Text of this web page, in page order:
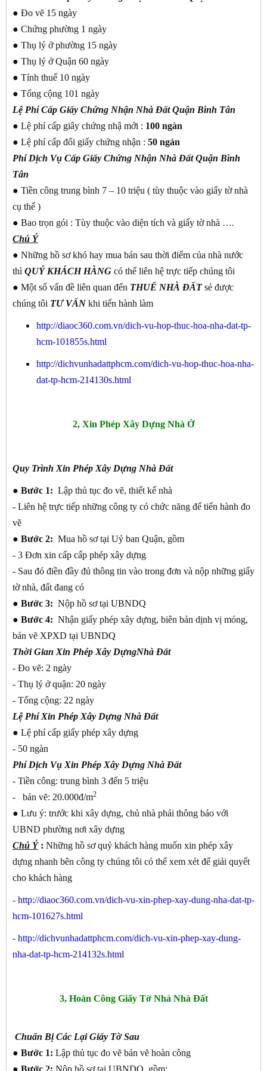
● Đo vẽ 15 ngày
● Chứng phường 1 ngày
● Thụ lý ở phường 15 ngày
● Thụ lý ở Quận 60 ngày
● Tính thuế 10 ngày
● Tổng cộng 101 ngày
Lệ Phí Cấp Giấy Chứng Nhận Nhà Đất Quận Bình Tân
● Lệ phí cấp giây chứng nhậ mới : 100 ngàn
● Lệ phí cấp đổi giấy chứng nhận : 50 ngàn
Phí Dịch Vụ Cấp Giấy Chứng Nhận Nhà Đất Quận Bình
Tân
● Tiền công trung bình 7 – 10 triệu ( tùy thuộc vào giấy tờ nhà
cụ thể )
● Bao trọn gói : Tùy thuộc vào diện tích và giấy tờ nhà ….
Chú Ý
● Những hồ sơ khó hay mua bán sau thời điểm của nhà nước
thì QUÝ KHÁCH HÀNG có thể liên hệ trực tiếp chúng tôi
● Một số vấn đề liên quan đến THUẾ NHÀ ĐẤTsẻ được
chúng tôi TƯ VẤN khi tiến hành làm
http://diaoc360.com.vn/dich-vu-hop-thuc-hoa-nha-dat-tp-
hcm-101855s.html
http://dichvunhadattphcm.com/dich-vu-hop-thuc-hoa-nha-
dat-tp-hcm-214130s.html
2, Xin Phép Xây Dựng Nhà Ở
Quy Trình Xin Phép Xây Dựng Nhà Đất
● Bước 1: Lập thủ tục đo vẽ, thiết kế nhà
- Liên hệ trực tiếp những công ty có chức năng để tiến hành đo
vẽ
● Bước 2: Mua hồ sơ tại Uỷ ban Quận, gồm
- 3 Đơn xin cấp cấp phép xây dựng
- Sau đó điền đầy đủ thông tin vào trong đơn và nộp những giấy
tờ nhà, đất đang có
● Bước 3: Nộp hồ sơ tại UBNDQ
● Bước 4: Nhận giấy phép xây dựng, biên bản dịnh vị móng,
bản vẽ XPXD tại UBNDQ
Thời Gian Xin Phép Xây DựngNhà Đất
- Đo vẽ: 2 ngày
- Thụ lý ở quận: 20 ngày
- Tổng cộng: 22 ngày
Lệ Phí Xin Phép Xây Dựng Nhà Đất
● Lệ phí cấp giấy phép xây dựng
- 50 ngàn
Phí Dịch Vụ Xin Phép Xây Dựng Nhà Đất
- Tiền công: trung bình 3 đến 5 triệu
- bản vẽ: 20.000đ/m2
● Lưu ý: trước khi xây dựng, chủ nhà phải thông báo với
UBND phường nơi xây dựng
Chú Ý : Những hồ sơ quý khách hàng muốn xin phép xây
dựng nhanh bên công ty chúng tôi có thể xem xét để giải quyết
cho khách hàng
- http://diaoc360.com.vn/dich-vu-xin-phep-xay-dung-nha-dat-tp-
hcm-101627s.html
- http://dichvunhadattphcm.com/dich-vu-xin-phep-xay-dung-
nha-dat-tp-hcm-214132s.html
3, Hoàn Công Giấy Tờ Nhà Nhà Đất
Chuẩn Bị Các Lại Giấy Tờ Sau
● Bước 1: Lập thủ tục đo vẽ bản vẽ hoàn công
● Bước 2: Nộp hồ sơ tại UBNDQ, gồm: